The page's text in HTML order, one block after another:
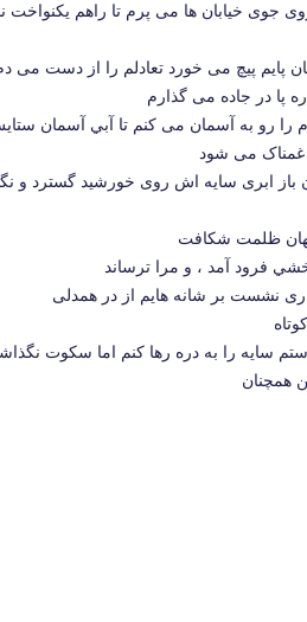
جوی خیابان ها می پرم تا راهم یکنواخت
پایم پیچ می خورد تعادلم را از دست می
پا در جاده می گذارم
را رو به آسمان می کنم تا آبي آسمان
غمناک می شود
باز ابری سایه اش روی خورشید گسترد و
ظلمت شکافت
فرود آمد ، و مرا ترساند
نشست بر شانه هایم از در همدلی
سايه را به دره رها کنم اما سکوت
همچنان